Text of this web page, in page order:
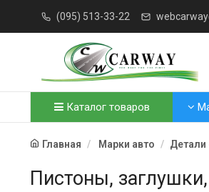
(095) 513-33-22
Каталог товаров
Главная Марки авто Детали
Пистоны,